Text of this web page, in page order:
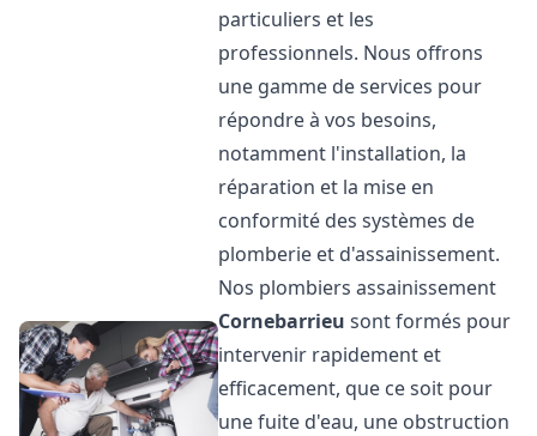
particuliers et les
professionnels. Nous offrons
une gamme de services pour
répondre à vos besoins,
notamment l'installation, la
réparation et la mise en
conformité des systèmes de
plomberie et d'assainissement.
Nos plombiers assainissement
Cornebarrieu sont formés pour
intervenir rapidement et
efficacement, que ce soit pour
une fuite d'eau, une obstruction